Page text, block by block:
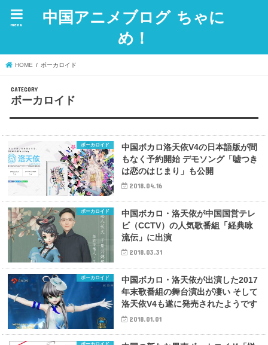
中国アニメブログ ちゃに
め！
menu
HOME ボーカロイド
ボーカロイド
ボーカロイド
中国ボカロ洛天依V4の日本語版が間
もなく予約開始 デモソング「嘘つき
は恋のはじまり」も公開
2018.04.16
ボーカロイド
中国ボカロ・洛天依が中国国営テレ
ビ（CCTV）の人気歌番組「経典咏
流伝」に出演
2018.03.31
ボーカロイド
中国ボカロ・洛天依が出演した2017
年末歌番組の舞台演出が凄い そして
洛天依V4も遂に発売されたようです
2018.01.01